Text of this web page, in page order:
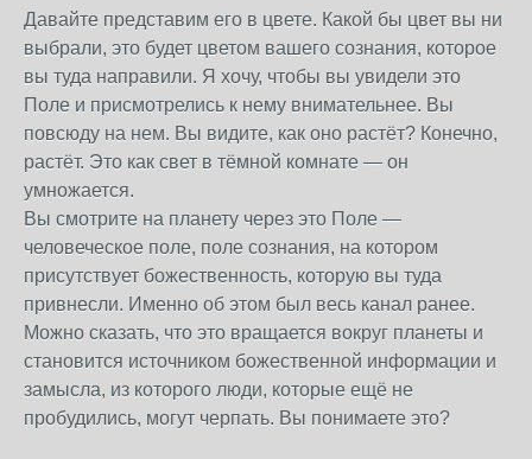
Давайте представим его в цвете. Какой бы цвет вы ни
выбрали, это будет цветом вашего сознания, которое
вы туда направили. Я хочу, чтобы вы увидели это
Поле и присмотрелись к нему внимательнее. Вы
повсюду на нем. Вы видите, как оно растёт? Конечно,
растёт. Это как свет в тёмной комнате — он
умножается.
Вы смотрите на планету через это Поле —
человеческое поле, поле сознания, на котором
присутствует божественность, которую вы туда
привнесли. Именно об этом был весь канал ранее.
Можно сказать, что это вращается вокруг планеты и
становится источником божественной информации и
замысла, из которого люди, которые ещё не
пробудились, могут черпать. Вы понимаете это?